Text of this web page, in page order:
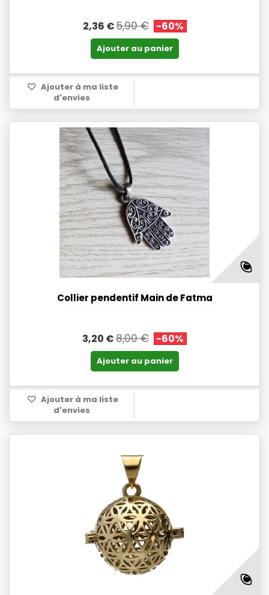
2,36 €5,90 € -60%
Ajouter au panier
Ajouter à ma liste
d'envies
Collier pendentif Main de Fatma
3,20 €8,00 € -60%
Ajouter au panier
Ajouter à ma liste
d'envies